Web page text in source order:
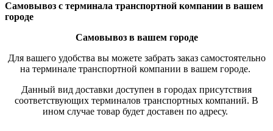
Самовывоз с терминала транспортной компании в вашем
городе
Самовывоз в вашем городе
Для вашего удобства вы можете забрать заказ самостоятельно
на терминале транспортной компании в вашем городе.
Данный вид доставки доступен в городах присутствия
соответствующих терминалов транспортных компаний. В
ином случае товар будет доставен по адресу.